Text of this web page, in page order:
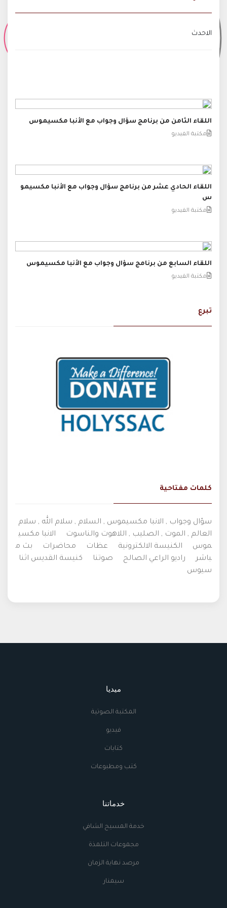
الاحدث
اللقاء الثامن من برنامج سؤال وجواب مع الأنبا مكسيموس
مكتبة الفيديو
اللقاء الحادي عشر من برنامج سؤال وجواب مع الأنبا مكسيمو
س
مكتبة الفيديو
اللقاء السابع من برنامج سؤال وجواب مع الأنبا مكسيموس
مكتبة الفيديو
تبرع
كلمات مفتاحية
سؤال وجواب , الانبا مكسيموس , السلام , سلام الله , سلام
العالم , الموت , الصليب , اللاهوت والناسوت
الانبا مكسي
موس
الكنيسة الالكترونية عظات محاضرات
بث م
باشر
راديو الراعي الصالح صوتنا
كنيسة القديس اثنا
سيوس
ميديا
المكتبة الصوتية
فيديو
كتابات
كتب ومطبوعات
خدماتنا
خدمة المسيح الشافي
مجموعات التلمذة
مرصد نهاية الزمان
سيمنار